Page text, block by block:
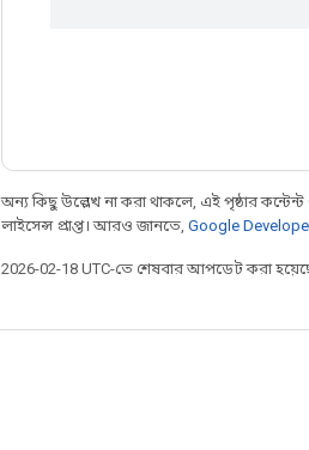
অন্য কিছু উল্লেখ না করা থাকলে, এই পৃষ্ঠার কন্টেন্ট
লাইসেন্স প্রাপ্ত। আরও জানতে, Google
2026-02-18 UTC-তে শেষবার আপডেট করা